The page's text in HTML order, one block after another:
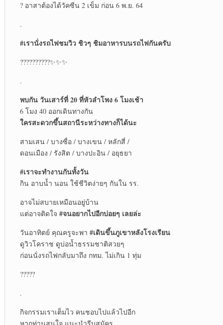
? อาสาต้องได้วัคซีน 2 เข็ม ก่อน 6 พ.ย. 64
.
#เรานั่งรถไฟชมวิว ชิวๆ ชิมอาหารบนรถไฟกันครับ
??????????✨✨✨
.
พบกัน วันเสาร์ที่ 20 ที่หัวลำโพง 6 โมงเช้า
6 โมง 40 ออกเดินทางกัน
ใครสะดวกขึ้นสถานีระหว่างทางก็ได้นะ
สามเสน / บางซื่อ / บางเขน / หลักสี่ /
ดอนเมือง / รังสิต / บางปะอิน / อยุธยา
#เราจะทำงานกันทั้งวัน
กิน อาบน้ำ นอน ใช้ชีวิตง่ายๆ กันใน รร.
อาจไม่สบายเหมือนอยู่บ้าน
แต่อาจติดใจ #จนอยากไปอีกบ่อยๆ เลยล่ะ
วันอาทิตย์ คุณครูจะพา #เดินขึ้นภูเขาหลังโรงเรียน
ดูวิวโคราช ดูบ่อน้ำธรรมชาติสวยๆ
ก่อนนั่งรถไฟกลับมาถึง กทม. ไม่เกิน 1 ทุ่ม
?????
.
กิจกรรมเราเต็มไว คนชอบไปแล้วไปอีก